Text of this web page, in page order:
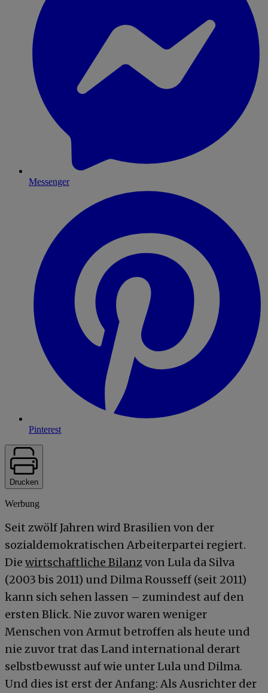
Messenger
Pinterest
Drucken
Werbung
Seit zwölf Jahren wird Brasilien von der
sozialdemokratischen Arbeiterpartei regiert.
Die wirtschaftliche Bilanz von Lula da Silva
(2003 bis 2011) und Dilma Rousseff (seit 2011)
kann sich sehen lassen – zumindest auf den
ersten Blick. Nie zuvor waren weniger
Menschen von Armut betroffen als heute und
nie zuvor trat das Land international derart
selbstbewusst auf wie unter Lula und Dilma.
Und dies ist erst der Anfang: Als Ausrichter der